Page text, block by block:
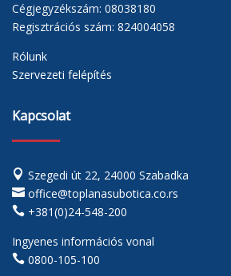
Cégjegyzékszám: 08038180
Regisztrációs szám: 824004058
Rólunk
Szervezeti felépítés
Kapcsolat
 Szegedi út 22, 24000 Szabadka
 office@toplanasubotica.co.rs
 +381(0)24-548-200
Ingyenes információs vonal
 0800-105-100